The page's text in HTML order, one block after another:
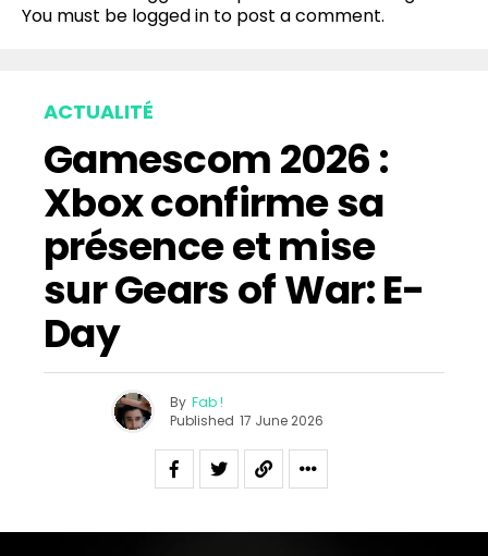
You must be logged in to post a comment.
ACTUALITÉ
Gamescom 2026 :
Xbox confirme sa
présence et mise
sur Gears of War: E-
Day
By Fab !
Published 17 June 2026